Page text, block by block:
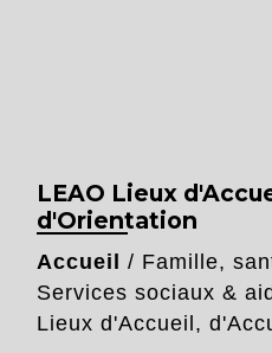
LEAO Lieux
d'Orientation
Accueil / Famille,
Services sociaux &
Lieux d'Accueil,